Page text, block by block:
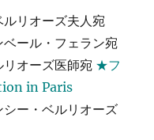
リオーズ夫人宛
ール・フェラン宛
オーズ医師宛 ★フ
in Paris
ー・ベルリオーズ